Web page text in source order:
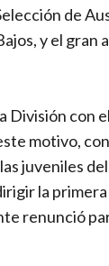
de
y el
División con
motivo,
juveniles del
la
renunció